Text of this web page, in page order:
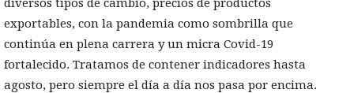
diversos tipos de cambio, precios de productos
exportables, con la pandemia como sombrilla que
continúa en plena carrera y un micra Covid-19
fortalecido. Tratamos de contener indicadores hasta
agosto, pero siempre el día a día nos pasa por encima.